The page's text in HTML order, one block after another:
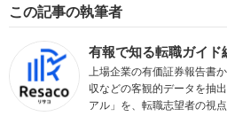
この記事の執筆者
有報で知る転職ガイド
上場企業の有価証券報告書
収などの客観的データを抽
アル」を、転職志望者の視